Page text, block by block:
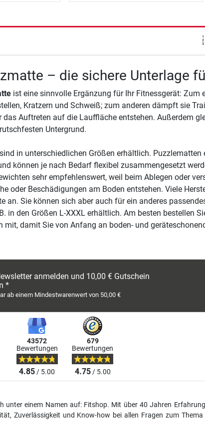
– die sichere Unterlage
ist eine sinnvolle Ergänzung für Ihr Fitnessgerät: Zum
Kratzern und Schweiß; zum anderen dämpft sie
Auftreten auf die Lauffläche entstehen. Außerdem
Untergrund.
in unterschiedlichen Größen erhältlich. Puzzlematten
können je nach Bedarf flexibel zusammengesetzt
sehr empfehlenswert, weil beim Ablegen oder
oder Beschädigungen am Boden entstehen. Viele
an. Sie können sich aber auch für ein anderes
in den Größen L-XXXL erhältlich. Am besten bestellen
mit, damit Sie von Anfang an boden- und
anmelden und 10,00 € Gutschein
*
ab einem Mindestwarenwert von 50,00 €
43572
Bewertungen
4.85/ 5.00
679
Bewertungen
4.75/ 5.00
einem Namen auf: Fitshop. Mit über 40 Jahren
Zuverlässigkeit und Know-how bei allen Fragen zum